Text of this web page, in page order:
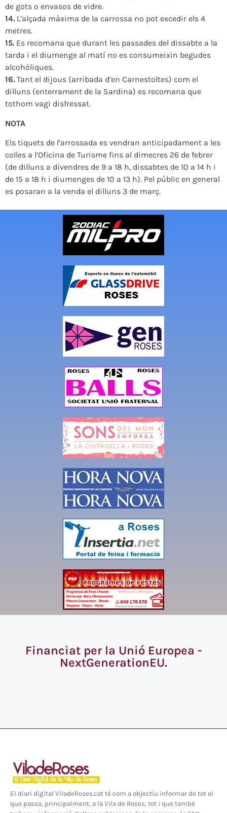
de gots o envasos de vidre.
14. L’alçada màxima de la carrossa no pot excedir els 4
metres.
15. Es recomana que durant les passades del dissabte a la
tarda i el diumenge al matí no es consumeixin begudes
alcohòliques.
16. Tant el dijous (arribada d’en Carnestoltes) com el
dilluns (enterrament de la Sardina) es recomana que
tothom vagi disfressat.
NOTA
Els tiquets de l’arrossada es vendran anticipadament a les
colles a l’Oficina de Turisme fins al dimecres 26 de febrer
(de dilluns a divendres de 9 a 18 h, dissabtes de 10 a 14 h i
de 15 a 18 h i diumenges de 10 a 13 h). Pel públic en general
es posaran a la venda el dilluns 3 de març.
Financiat per la Unió Europea -
NextGenerationEU.
El diari digital ViladeRoses.cat té com a objectiu informar de tot el
que passa, principalment, a la Vila de Roses, tot i que també